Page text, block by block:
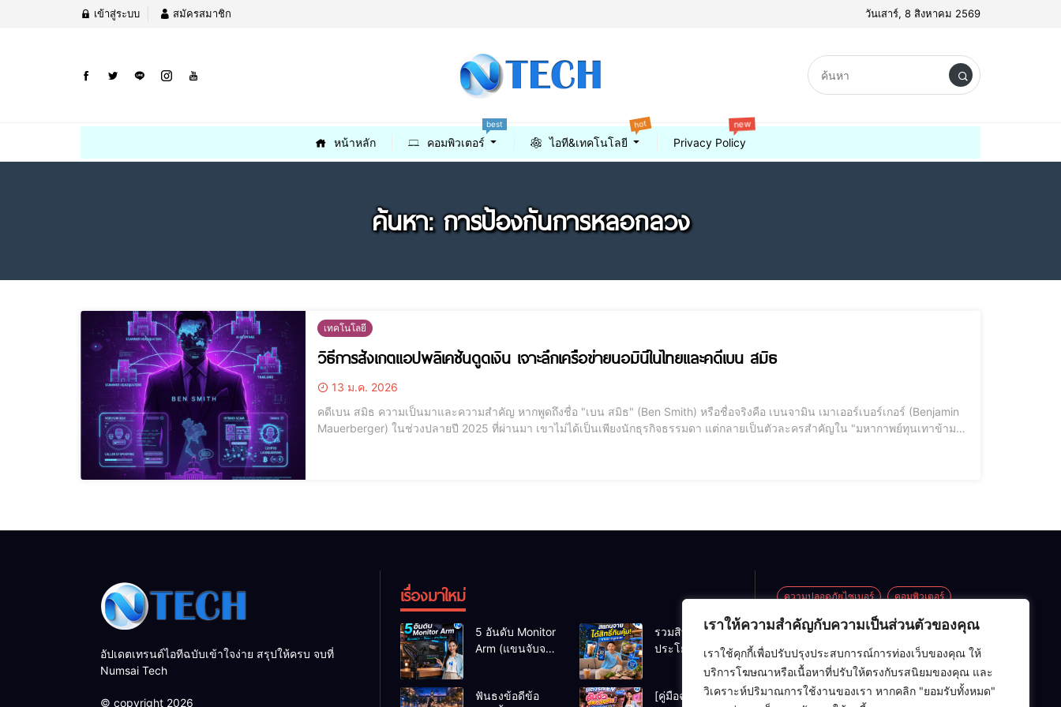
เราให้ความสำคัญกับความเป็นส่วนตัวของคุณ
เราใช้คุกกี้เพื่อปรับปรุงประสบการณ์การท่องเว็บของคุณ ให้
บริการโฆษณาหรือเนื้อหาที่ปรับให้ตรงกับรสนิยมของคุณ และ
วิเคราะห์ปริมาณการใช้งานของเรา หากคลิก "ยอมรับทั้งหมด"
เข้าสู่ระบบ สมัครสมาชิก วันเสาร์, 8 สิงหาคม 2569
หน้าหลัก คอมพิวเตอร์
best
ไอที&เทคโนโลยี
hot
Privacy Policy
new
ค้นหา: การป้องกันการหลอกลวง
เทคโนโลยี
วิธีการสังเกตแอปพลิเคชันดูดเงิน เจาะลึกเครือข่ายนอมินีในไทยและคดีเบน สมิธ
13 ม.ค. 2026
คดีเบน สมิธ ความเป็นมาและความสำคัญ หากพูดถึงชื่อ "เบน สมิธ" (Ben Smith) หรือชื่อจริงคือ เบนจามิน เมาเออร์เบอร์เกอร์ (Benjamin
Mauerberger) ในช่วงปลายปี 2025 ที่ผ่านมา เขาไม่ได้เป็นเพียงนักธุรกิจธรรมดา แต่กลายเป็นตัวละครสำคัญใน "มหากาพย์ทุนเทาข้าม
อัปเดตเทรนด์ไอทีฉบับเข้าใจง่าย สรุปให้ครบ จบที่
Numsai Tech
© copyright 2026
เรื่องมาใหม่
5 อันดับ Monitor
Arm (แขนจับจอ)
สีตรง สำหรับ
รวมสิทธิ
ประโยชน์ร้าน
ชานม-หมูกระทะ
ด้วย Virtual
ฟันธงข้อดีข้อ
[คู่มือฉบับเต็ม]
ความปลอดภัยไซเบอร์ คอมพิวเตอร์
ซอฟต์แวร์ ปัญญาประดิษฐ์ (AI)
อาร์ดแวร์ เครือข่ายคอมพิวเตอร์